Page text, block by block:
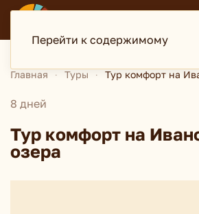
Перейти к содержимому
ДИСКАВЕРИ
Главная Туры Тур комфорт на
8 дней
Тур комфорт на
озера